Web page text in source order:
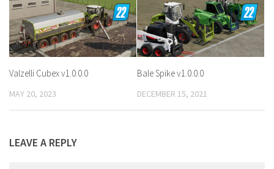
Valzelli Cubex v1.0.0.0
MAY 20, 2023
Bale Spike v1.0.0.0
DECEMBER 15, 2021
LEAVE A REPLY